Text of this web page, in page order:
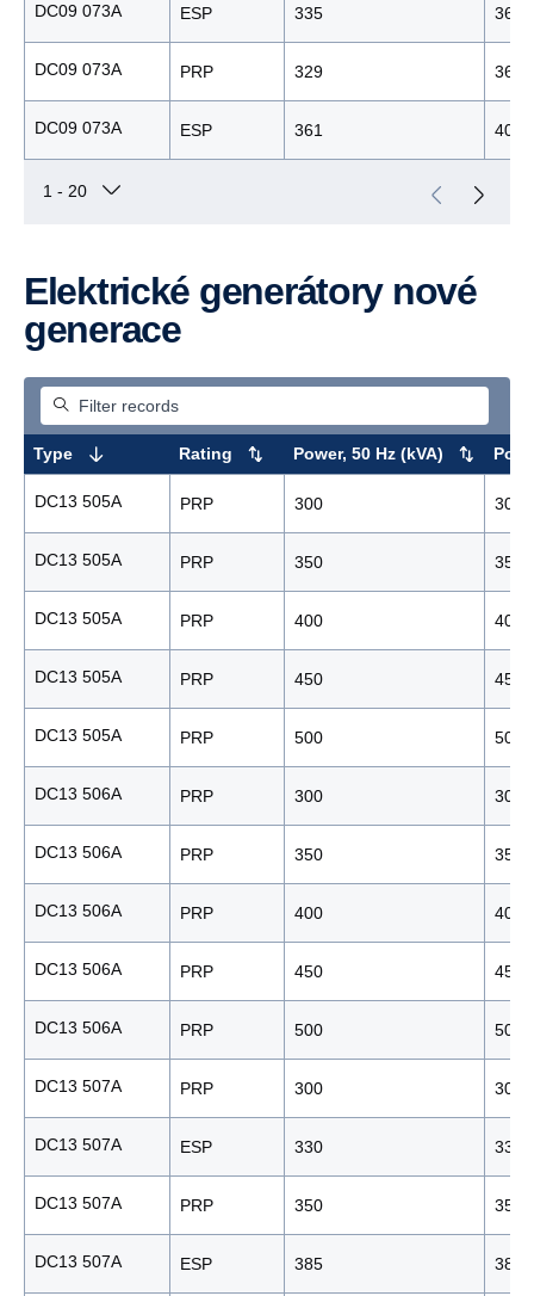
DC09 073A ESP 335 361
DC09 073A PRP 329 366
DC09 073A ESP 361 405
Elektrické generátory nové
generace
Type Rating Power, 50 Hz (kVA)
DC13 505A PRP 300 300
DC13 505A PRP 350 350
DC13 505A PRP 400 400
DC13 505A PRP 450 450
DC13 505A PRP 500 500
DC13 506A PRP 300 300
DC13 506A PRP 350 350
DC13 506A PRP 400 400
DC13 506A PRP 450 450
DC13 506A PRP 500 500
DC13 507A PRP 300 300
DC13 507A ESP 330 330
DC13 507A PRP 350 350
DC13 507A ESP 385 385